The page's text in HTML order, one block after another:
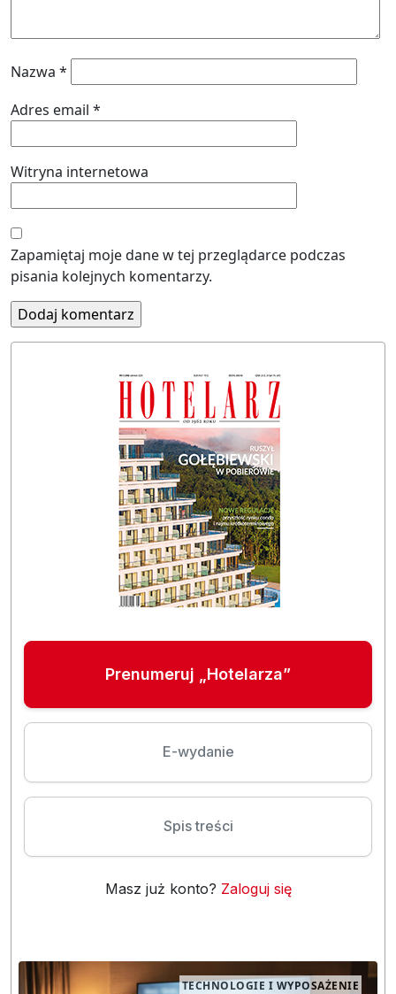
Nazwa *
Adres email *
Witryna internetowa
Zapamiętaj moje dane w tej przeglądarce podczas
pisania kolejnych komentarzy.
Prenumeruj „Hotelarza”
E-wydanie
Spis treści
Masz już konto? Zaloguj się
TECHNOLOGIE I WYPOSAŻENIE